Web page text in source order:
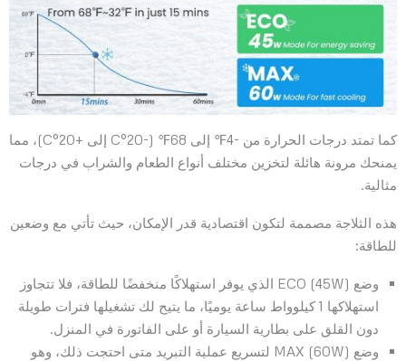
كما تمتد درجات الحرارة من -4℉ إلى 68℉ (-20°C إلى +20°C)، مما
يمنحك مرونة هائلة لتخزين مختلف أنواع الطعام والشراب في درجات
مثالية.
هذه الثلاجة مصممة لتكون اقتصادية قدر الإمكان، حيث تأتي مع وضعين
للطاقة:
وضع ECO (45W) الذي يوفر استهلاكًا منخفضًا للطاقة، فلا تتجاوز
استهلاكها 1 كيلوواط ساعة يوميًا، ما يتيح لك تشغيلها فترات طويلة
دون القلق على بطارية السيارة أو على الفاتورة في المنزل.
وضع MAX (60W) لتسريع عملية التبريد متى احتجت ذلك، وهو